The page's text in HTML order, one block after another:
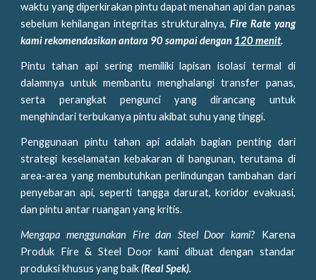
waktu yang diperkirakan pintu dapat menahan api dan panas
sebelum kehilangan integritas strukturalnya, Fire Rate yang
kami rekomendasikan antara 90 sampai dengan 120 menit.
Pintu tahan api sering memiliki lapisan isolasi termal di
dalamnya untuk membantu menghalangi transfer panas,
serta perangkat pengunci yang dirancang untuk
menghindari terbukanya pintu akibat suhu yang tinggi.
Penggunaan pintu tahan api adalah bagian penting dari
strategi keselamatan kebakaran di bangunan, terutama di
area-area yang membutuhkan perlindungan tambahan dari
penyebaran api, seperti tangga darurat, koridor evakuasi,
dan pintu antar ruangan yang kritis.
Mengapa menggunakan Fire dan Steel Door kami? Karena
Produk Fire & Steel Door kami dibuat dengan standar
produksi khusus yang baik(Real Spek).